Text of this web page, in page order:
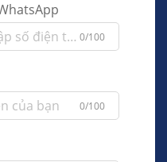
0/100
0/100